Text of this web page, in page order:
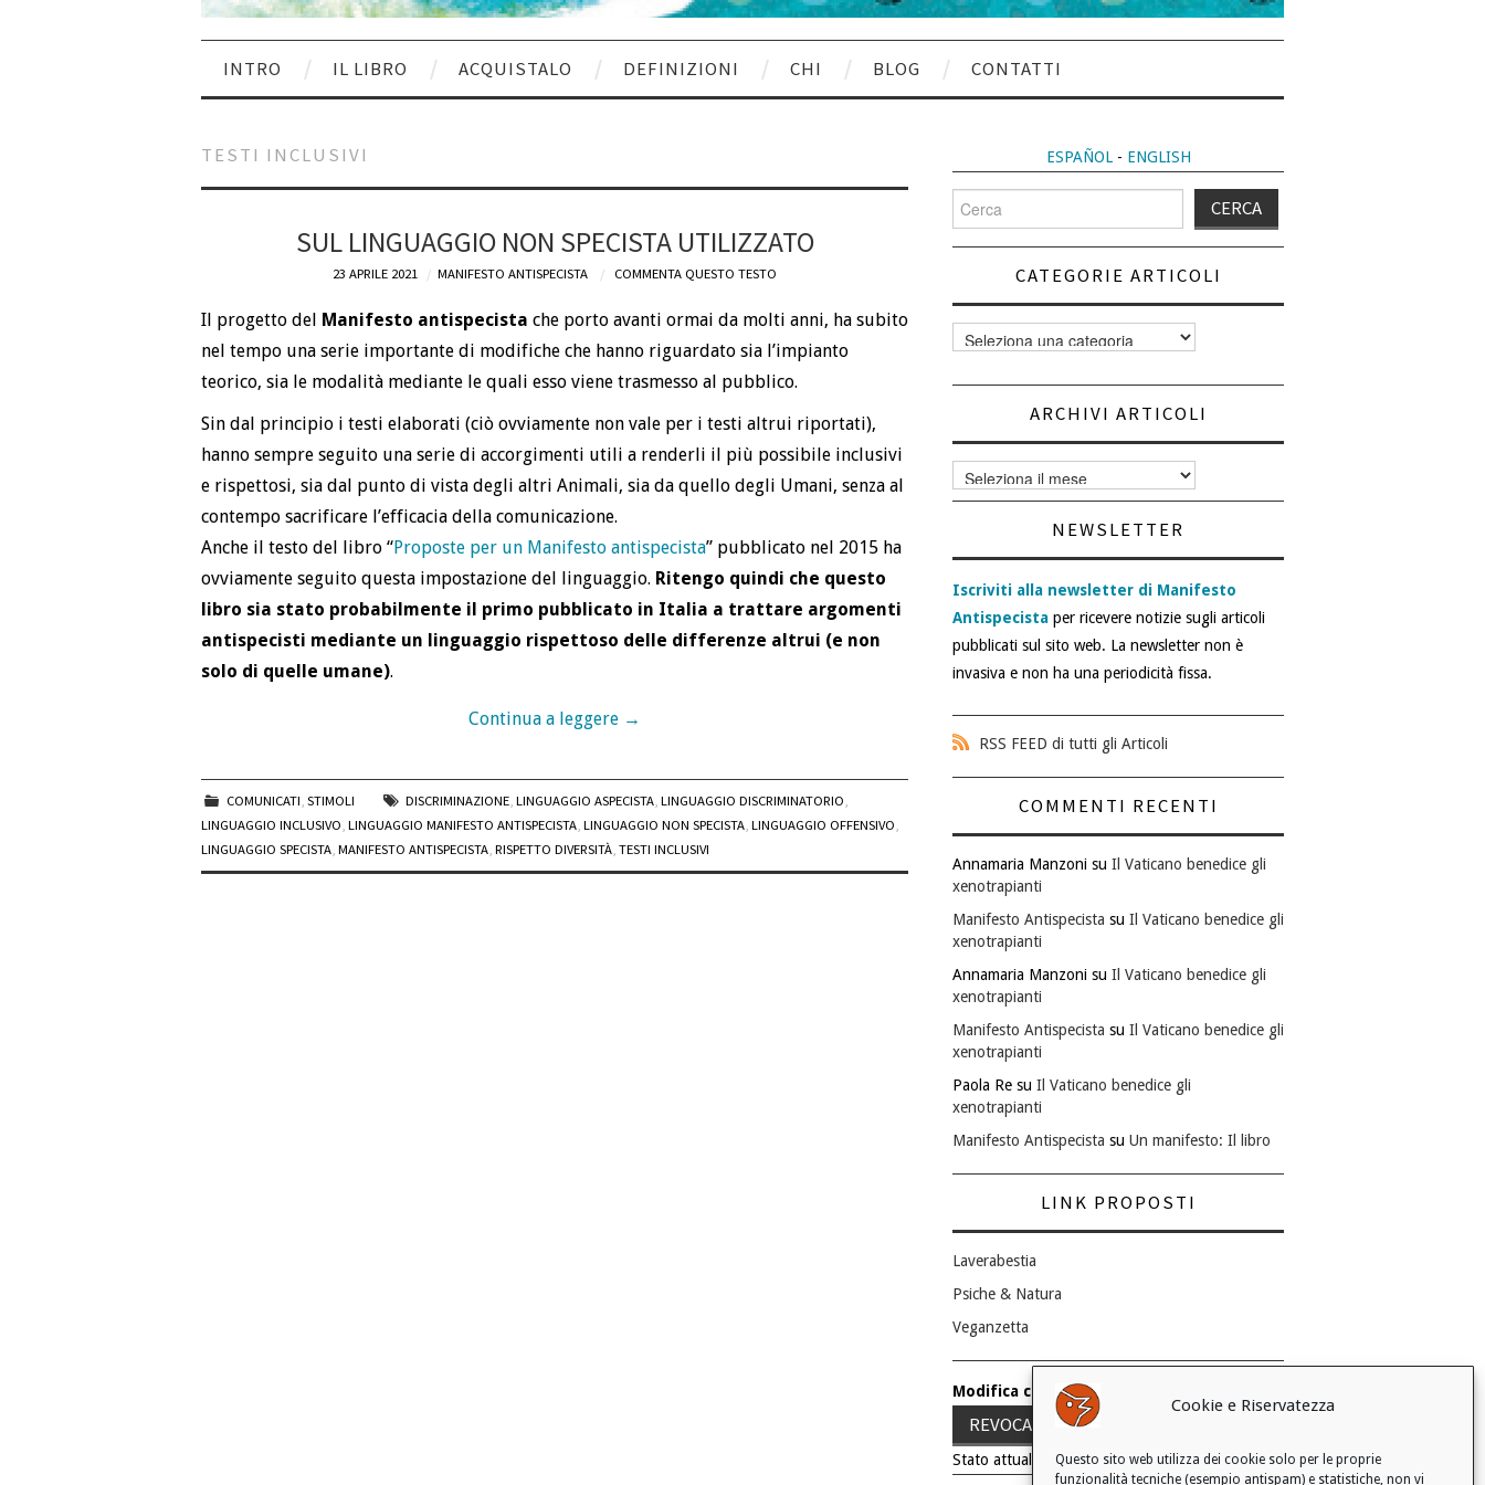
Cookie e Riservatezza
Questo sito web utilizza dei cookie solo per le proprie
funzionalità tecniche (esempio antispam) e statistiche, non vi
INTRO IL LIBRO ACQUISTALO DEFINIZIONI CHI BLOG CONTATTI
TESTI INCLUSIVI
SUL LINGUAGGIO NON SPECISTA UTILIZZATO
23 APRILE 2021 MANIFESTO ANTISPECISTA COMMENTA QUESTO TESTO
Il progetto del Manifesto antispecista che porto avanti ormai da molti anni, ha subito
nel tempo una serie importante di modifiche che hanno riguardato sia l’impianto
teorico, sia le modalità mediante le quali esso viene trasmesso al pubblico.
Sin dal principio i testi elaborati (ciò ovviamente non vale per i testi altrui riportati),
hanno sempre seguito una serie di accorgimenti utili a renderli il più possibile inclusivi
e rispettosi, sia dal punto di vista degli altri Animali, sia da quello degli Umani, senza al
contempo sacrificare l’efficacia della comunicazione.
Anche il testo del libro “Proposte per un Manifesto antispecista” pubblicato nel 2015 ha
ovviamente seguito questa impostazione del linguaggio. Ritengo quindi che questo
libro sia stato probabilmente il primo pubblicato in Italia a trattare argomenti
antispecisti mediante un linguaggio rispettoso delle differenze altrui (e non
solo di quelle umane).
Continua a leggere →
COMUNICATI,STIMOLI DISCRIMINAZIONE,LINGUAGGIO ASPECISTA,LINGUAGGIO DISCRIMINATORIO,
LINGUAGGIO INCLUSIVO, LINGUAGGIO MANIFESTO ANTISPECISTA, LINGUAGGIO NON SPECISTA, LINGUAGGIO OFFENSIVO,
LINGUAGGIO SPECISTA, MANIFESTO ANTISPECISTA, RISPETTO DIVERSITÀ, TESTI INCLUSIVI
ESPAÑOL- ENGLISH
per:
CATEGORIE ARTICOLI
Categorie
articoli
ARCHIVI ARTICOLI
Archivi
articoli
NEWSLETTER
Iscriviti alla newsletter di Manifesto
Antispecista per ricevere notizie sugli articoli
pubblicati sul sito web. La newsletter non è
invasiva e non ha una periodicità fissa.
RSS FEED di tutti gli Articoli
COMMENTI RECENTI
Annamaria Manzoni su Il Vaticano benedice gli
xenotrapianti
Manifesto Antispecista su Il Vaticano benedice gli
xenotrapianti
Annamaria Manzoni su Il Vaticano benedice gli
xenotrapianti
Manifesto Antispecista su Il Vaticano benedice gli
xenotrapianti
Paola Re su Il Vaticano benedice gli
xenotrapianti
Manifesto Antispecista su Un manifesto: Il libro
LINK PROPOSTI
Laverabestia
Psiche & Natura
Veganzetta
Modifica consenso ai cookie
REVOCA IL TUO CONSENSO
Stato attuale: Negato